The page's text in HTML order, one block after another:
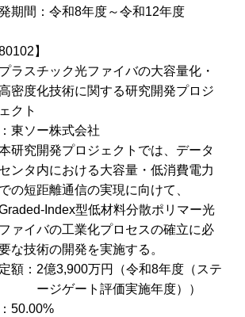
期間：令和8年度～令和12年度
】
ラスチック光ファイバの大容量化・
密度化技術に関する研究開発プロジ
ェクト
東ソー株式会社
研究開発プロジェクトでは、データ
センタ内における大容量・低消費電力
での短距離通信の実現に向けて、
Index型低材料分散ポリマー光
ファイバの工業化プロセスの確立に必
な技術の開発を実施する。
額：2億3,900万円（令和8年度（ステ
ージゲート評価実施年度））
50.00%